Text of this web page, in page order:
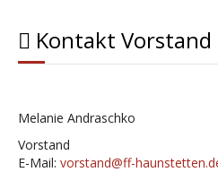
Kontakt Vorstand
Melanie Andraschko
Vorstand
E-Mail: vorstand@ff-